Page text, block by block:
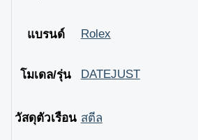
แบรนด์ Rolex
โมเดล/รุ่น DATEJUST
วัสดุตัวเรือน สตีล